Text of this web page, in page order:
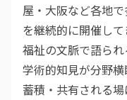
屋・大阪など各地
を継続的に開催し
福祉の文脈で語ら
学術的知見が分野
蓄積・共有される